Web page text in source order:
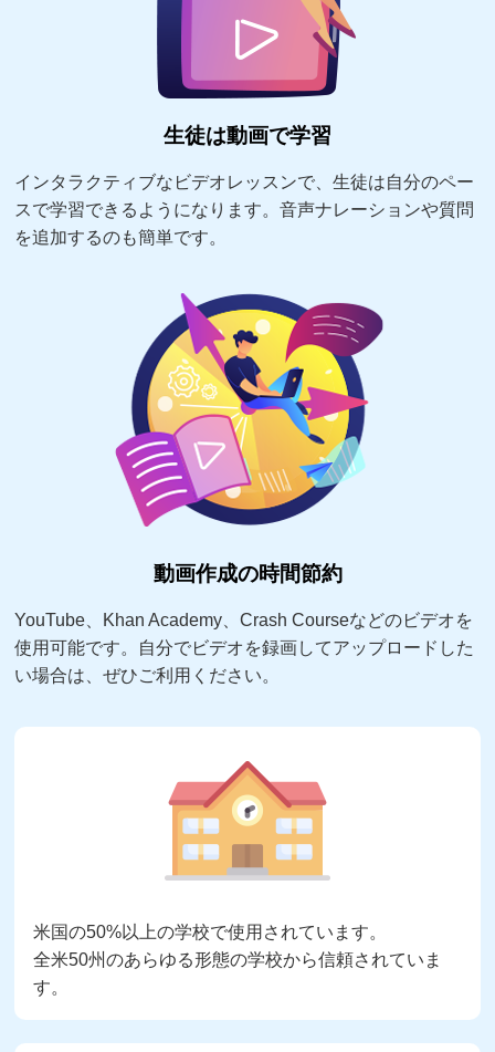
生徒は動画で学習
インタラクティブなビデオレッスンで、生徒は自分のペー
スで学習できるようになります。音声ナレーションや質問
を追加するのも簡単です。
動画作成の時間節約
YouTube、Khan Academy、Crash Courseなどのビデオを
使用可能です。自分でビデオを録画してアップロードした
い場合は、ぜひご利用ください。
米国の50%以上の学校で使用されています。
全米50州のあらゆる形態の学校から信頼されていま
す。